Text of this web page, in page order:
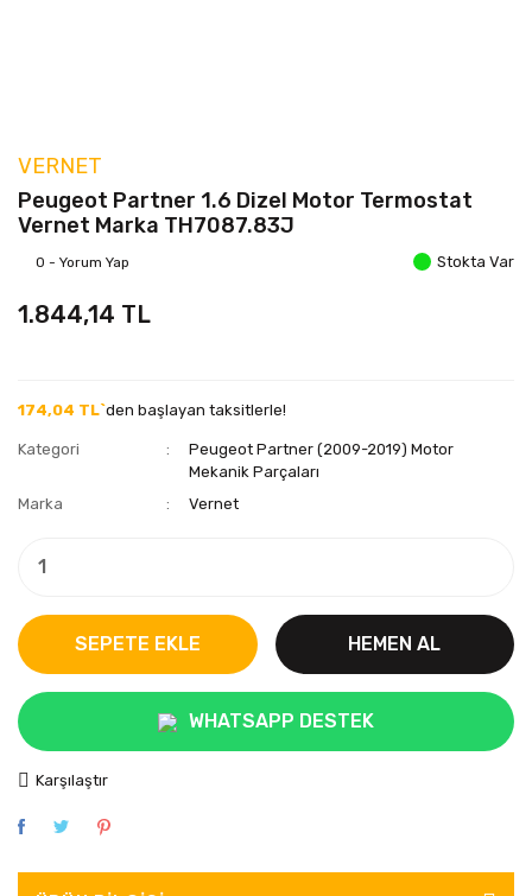
VERNET
Peugeot Partner 1.6 Dizel Motor Termostat
Vernet Marka TH7087.83J
0 - Yorum Yap Stokta Var
1.844,14 TL
174,04 TL`den başlayan taksitlerle!
Kategori
Peugeot Partner (2009-2019) Motor
Mekanik Parçaları
Marka
Vernet
SEPETE EKLE HEMEN AL
WHATSAPP DESTEK
Karşılaştır